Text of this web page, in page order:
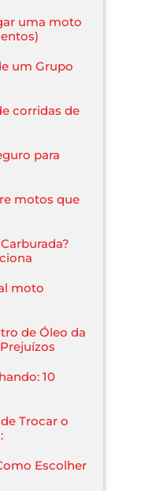
uma moto
um Grupo
corridas de
para
motos que
moto
de Óleo da
10
Trocar o
Escolher